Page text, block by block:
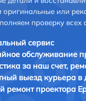
оригинальные или
проверку
сервис
обслуживание
за наш счет,
выезд курьера в
ремонт проектора